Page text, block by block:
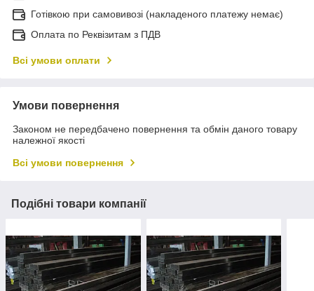
Готівкою при самовивозі (накладеного платежу немає)
Оплата по Реквізитам з ПДВ
Всі умови оплати
Умови повернення
Законом не передбачено повернення та обмін даного товару
належної якості
Всі умови повернення
Подібні товари компанії